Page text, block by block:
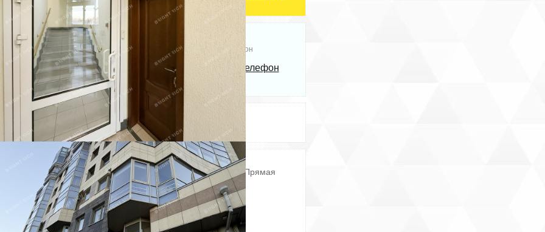
Bright Rich | CORFAC
International
Телефон
Показать телефон
Электричество: есть
Отопление: есть
Охрана: есть
Состояние ремонта: Отличное
Этажей всего: 14
Купить офисное помещение:
Офисное помещение 255.7 кв. м в ЖК «Воскресенская 4А». Прямая
продажа, без комиссии.
Район: Центральный.
Характеристики:
- Класс: B;
- Арендопригодная площадь: 250;